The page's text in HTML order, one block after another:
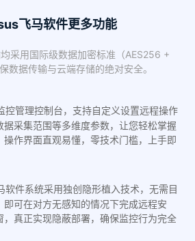
飞马软件更多功能
采用国际级数据加密标准（AES256 +
数据传输与云端存储的绝对安全。
控管理控制台，支持自定义设置远程操作
采集范围等多维度参数，让您轻松掌握
操作界面直观易懂，零技术门槛，上手即
软件系统采用独创隐形植入技术，无需目
可在对方无感知的情况下完成远程安
真正实现隐蔽部署，确保监控行为完全